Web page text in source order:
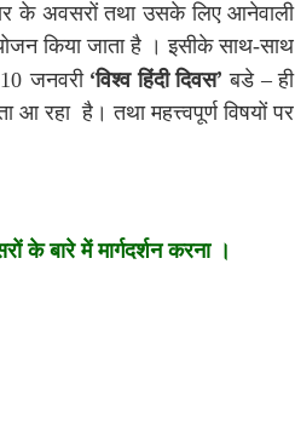
के अवसरों तथा उसके लिए आनेवाली
किया जाता है । इसीके साथ-साथ
10जनवरी ‘विश्व हिंदी दिवस’ बडे – ही
आ रहा है। तथा महत्त्वपूर्ण विषयों पर
के बारे में मार्गदर्शन करना ।